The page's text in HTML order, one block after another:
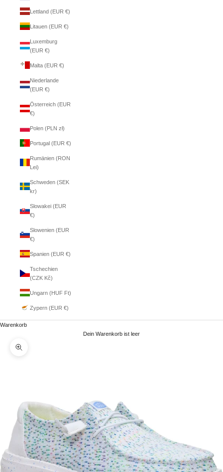
Lettland (EUR €)
Litauen (EUR €)
Luxemburg
(EUR €)
Malta (EUR €)
Niederlande
(EUR €)
Österreich (EUR
€)
Polen (PLN zł)
Portugal (EUR €)
Rumänien (RON
Lei)
Schweden (SEK
kr)
Slowakei (EUR
€)
Slowenien (EUR
€)
Spanien (EUR €)
Tschechien
(CZK Kč)
Ungarn (HUF Ft)
Zypern (EUR €)
Warenkorb
Dein Warenkorb ist leer
Bild vergrößern